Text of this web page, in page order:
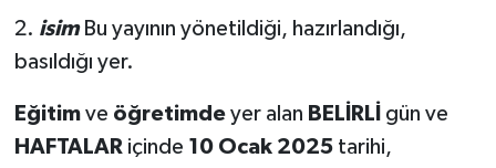
2. isim Bu yayının yönetildiği, hazırlandığı,
basıldığı yer.
Eğitimve öğretimdeyer alan BELİRLİ gün ve
HAFTALAR içinde 10 Ocak 2025tarihi,